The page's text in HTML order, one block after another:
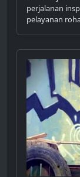
perjalanan
pelayanan